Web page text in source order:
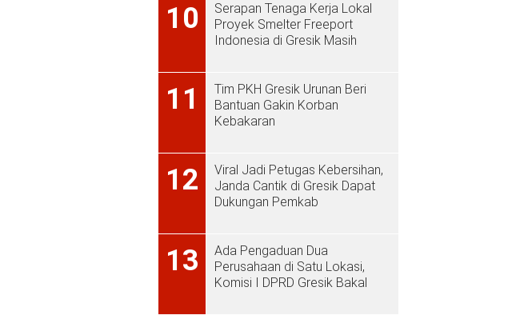
10
Serapan Tenaga Kerja Lokal
Proyek Smelter Freeport
Indonesia di Gresik Masih
11
Tim PKH Gresik Urunan Beri
Bantuan Gakin Korban
Kebakaran
12
Viral Jadi Petugas Kebersihan,
Janda Cantik di Gresik Dapat
Dukungan Pemkab
13
Ada Pengaduan Dua
Perusahaan di Satu Lokasi,
Komisi I DPRD Gresik Bakal